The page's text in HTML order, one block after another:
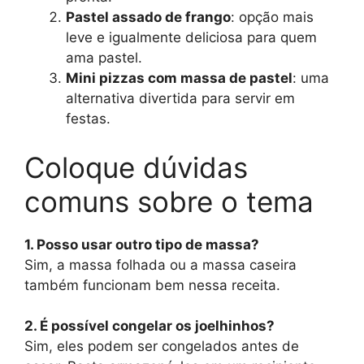
Pastel assado de frango: opção mais
leve e igualmente deliciosa para quem
ama pastel.
Mini pizzas com massa de pastel: uma
alternativa divertida para servir em
festas.
Coloque dúvidas
comuns sobre o tema
1. Posso usar outro tipo de massa?
Sim, a massa folhada ou a massa caseira
também funcionam bem nessa receita.
2. É possível congelar os joelhinhos?
Sim, eles podem ser congelados antes de